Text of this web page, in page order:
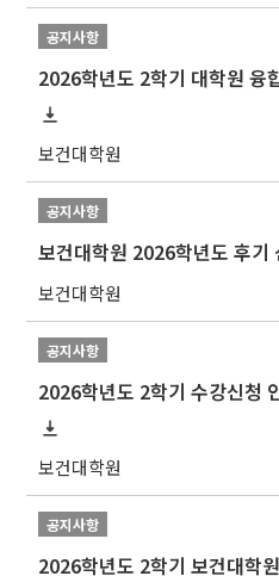
공지사항
보건대학원
공지사항
보건대학원 2026학년도 후기
보건대학원
공지사항
2026학년도 2학기 수강신청
보건대학원
공지사항